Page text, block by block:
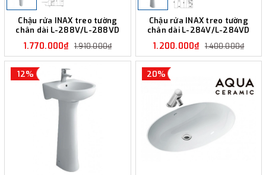
Chậu rửa INAX treo tường
chân dài L-288V/L-288VD
1.770.000₫ 1.910.000₫
Chậu rửa INAX treo tường
chân dài L-284V/L-284VD
1.200.000₫ 1.400.000₫
12% 20%